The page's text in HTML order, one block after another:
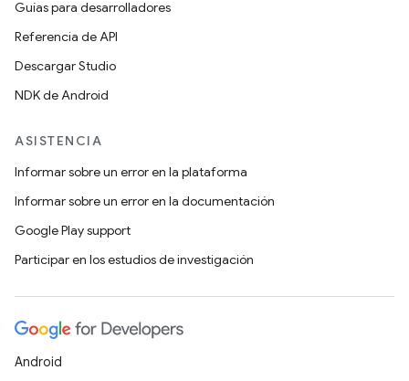
Guías para desarrolladores
Referencia de API
Descargar Studio
NDK de Android
ASISTENCIA
Informar sobre un error en la plataforma
Informar sobre un error en la documentación
Google Play support
Participar en los estudios de investigación
Android